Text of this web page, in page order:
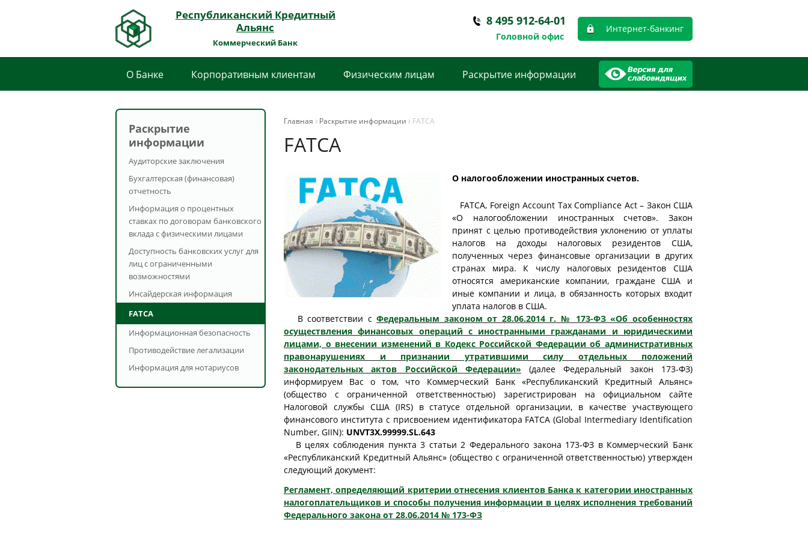
Республиканский Кредитный
Альянс
Коммерческий Банк
Головной офис
8 495 912-64-01
Интернет-банкинг
О Банке Корпоративным клиентам Физическим лицам Раскрытие информации
Раскрытие
информации
Аудиторские заключения
Бухгалтерская (финансовая)
отчетность
Информация о процентных
ставках по договорам банковского
вклада с физическими лицами
Доступность банковских услуг для
лиц с ограниченными
возможностями
Инсайдерская информация
FATCA
Информационная безопасность
Противодействие легализации
Информация для нотариусов
Главная Раскрытие информации FATCA
FATCA
О налогообложении иностранных счетов.
FATCA, Foreign Account Tax Compliance Act – Закон США
«О налогообложении иностранных счетов». Закон
принят с целью противодействия уклонению от уплаты
налогов на доходы налоговых резидентов США,
полученных через финансовые организации в других
странах мира. К числу налоговых резидентов США
относятся американские компании, граждане США и
иные компании и лица, в обязанность которых входит
уплата налогов в США.
В соответствии сФедеральным законом от 28.06.2014 г. № 173-ФЗ «Об особенностях
осуществления финансовых операций с иностранными гражданами и юридическими
лицами, о внесении изменений в Кодекс Российской Федерации об административных
правонарушениях и признании утратившими силу отдельных положений
законодательных актов Российской Федерации» (далее Федеральный закон 173-ФЗ)
информируем Вас о том, что Коммерческий Банк «Республиканский Кредитный Альянс»
(общество с ограниченной ответственностью) зарегистрирован на официальном сайте
Налоговой службы США (IRS) в статусе отдельной организации, в качестве участвующего
финансового института с присвоением идентификатора FATCA (Global Intermediary Identification
Number, GIIN): UNVT3X.99999.SL.643
В целях соблюдения пункта 3 статьи 2 Федерального закона 173-ФЗ в Коммерческий Банк
«Республиканский Кредитный Альянс» (общество с ограниченной ответственностью) утвержден
следующий документ:
Регламент, определяющий критерии отнесения клиентов Банка к категории иностранных
налогоплательщиков и способы получения информации в целях исполнения требований
Федерального закона от 28.06.2014 № 173-ФЗ